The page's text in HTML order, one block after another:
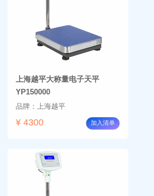
上海越平大称量电子天平
YP150000
品牌：上海越平
¥ 4300 加入清单